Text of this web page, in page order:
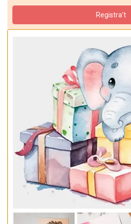
Registra't